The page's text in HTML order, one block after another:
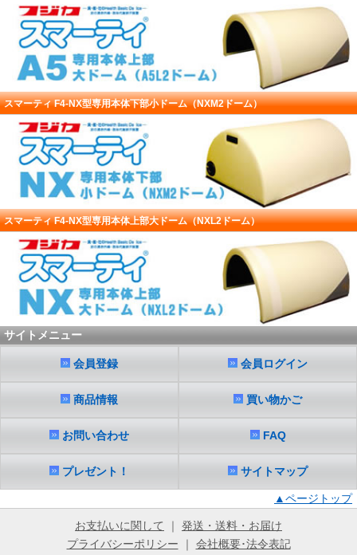
スマーティ F4-NX型専用本体下部小ドーム（NXM2ドーム）
スマーティ F4-NX型専用本体上部大ドーム（NXL2ドーム）
サイトメニュー
会員登録 会員ログイン
商品情報 買い物かご
お問い合わせ FAQ
プレゼント！ サイトマップ
▲ページトップ
お支払いに関して ｜ 発送・送料・お届け
プライバシーポリシー ｜ 会社概要･法令表記